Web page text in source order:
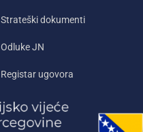
Strateški dokumenti
Odluke JN
Registar ugovora